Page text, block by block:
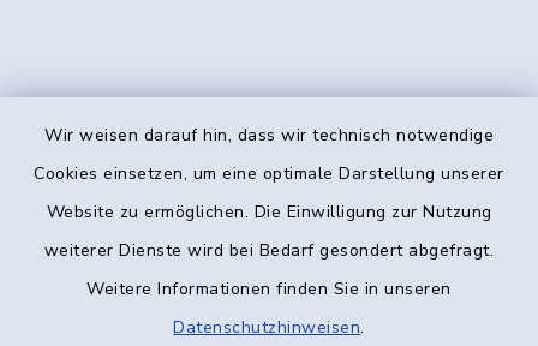
Wir weisen darauf hin, dass wir technisch notwendige
Cookies einsetzen, um eine optimale Darstellung unserer
Website zu ermöglichen. Die Einwilligung zur Nutzung
weiterer Dienste wird bei Bedarf gesondert abgefragt.
Weitere Informationen finden Sie in unseren
Datenschutzhinweisen.
Kontakt
Datenschutz